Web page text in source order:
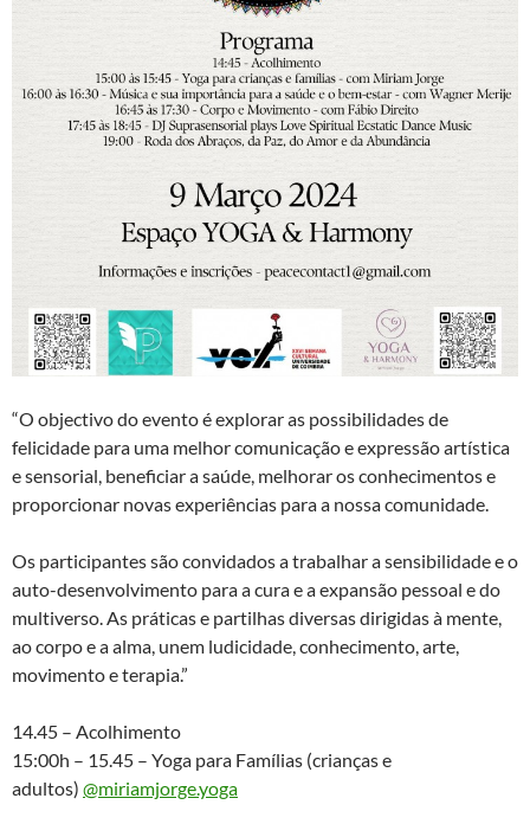
“O objectivo do evento é explorar as possibilidades de
felicidade para uma melhor comunicação e expressão artística
e sensorial, beneficiar a saúde, melhorar os conhecimentos e
proporcionar novas experiências para a nossa comunidade.
Os participantes são convidados a trabalhar a sensibilidade e o
auto-desenvolvimento para a cura e a expansão pessoal e do
multiverso. As práticas e partilhas diversas dirigidas à mente,
ao corpo e a alma, unem ludicidade, conhecimento, arte,
movimento e terapia.”
14.45 – Acolhimento
15:00h – 15.45 – Yoga para Famílias (crianças e
adultos) @miriamjorge.yoga